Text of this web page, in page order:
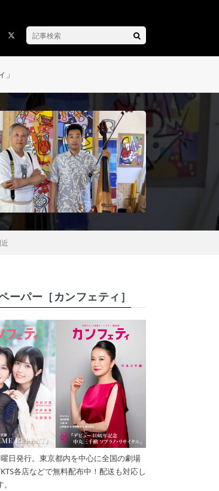
ーパー［カンフェティ］
日発行。東京都内を中心に全国の劇場
各店などで無料配布中！配送も対応し